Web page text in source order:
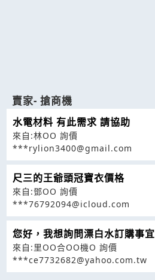
賣家- 搶商機
水電材料 有此需求 請協助
來自:林OO 詢價
***rylion3400@gmail.com
尺三的王爺頭冠寶衣價格
來自:鄧OO 詢價
***76792094@icloud.com
您好，我想詢問漂白水訂購事宜
來自:里OO合OO機O 詢價
***ce7732682@yahoo.com.tw